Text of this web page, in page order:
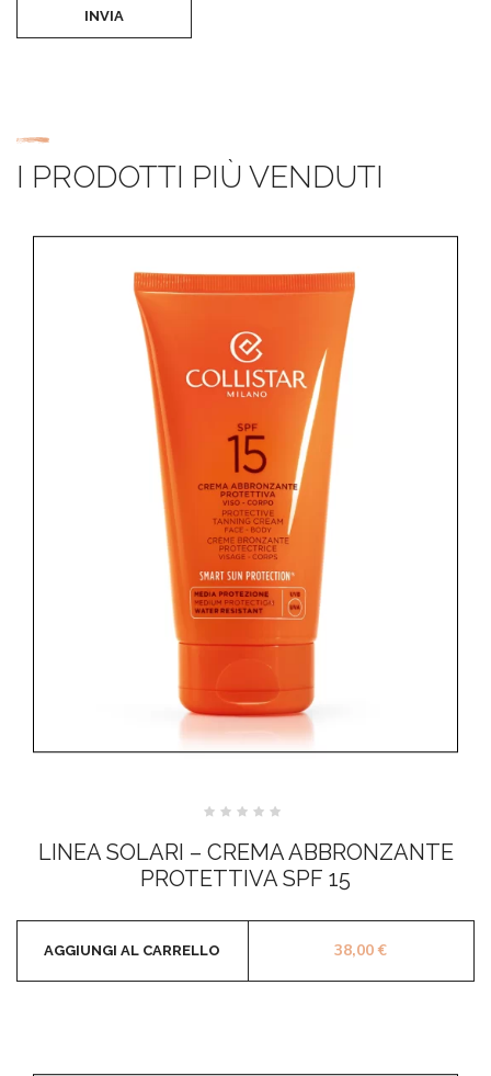
INVIA
I PRODOTTI PIÙ VENDUTI
su
5
LINEA SOLARI – CREMA ABBRONZANTE
PROTETTIVA SPF 15
38,00€
AGGIUNGI AL CARRELLO